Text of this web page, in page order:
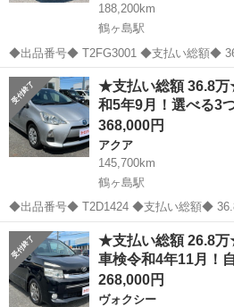
188,200km
鶴ヶ島駅
◆出品番号◆ T2FG3001 ◆支払い総額◆ 36.8万円 上記の金額は、消
費税、リサイクル券等全てコミコミの金額です！ ◆車両情
ー：トヨタ 車名：プリウス グレード：S
Z...
埼玉 川越市 鶴ヶ島駅 プリウス
★支払い総額 36.8
和5年9月！選べる3
368,000円
アクア
145,700km
鶴ヶ島駅
◆出品番号◆ T2D1424 ◆支払い総額◆ 36.8万円 上記の金額は、消費
税、リサイクル券等全てコミコミの金額
も込みです✨ ◆車両情報◆ メーカー：トヨタ 車名：アクア グレー
ド：L ...
埼玉 川越市 鶴ヶ島駅 アクア
★支払い総額 26.8万
車検令和4年11月！
268,000円
ヴォクシー